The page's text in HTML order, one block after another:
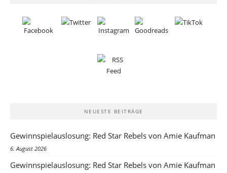
NEUESTE BEITRÄGE
Gewinnspielauslosung: Red Star Rebels von Amie Kaufman
6. August 2026
Gewinnspielauslosung: Red Star Rebels von Amie Kaufman